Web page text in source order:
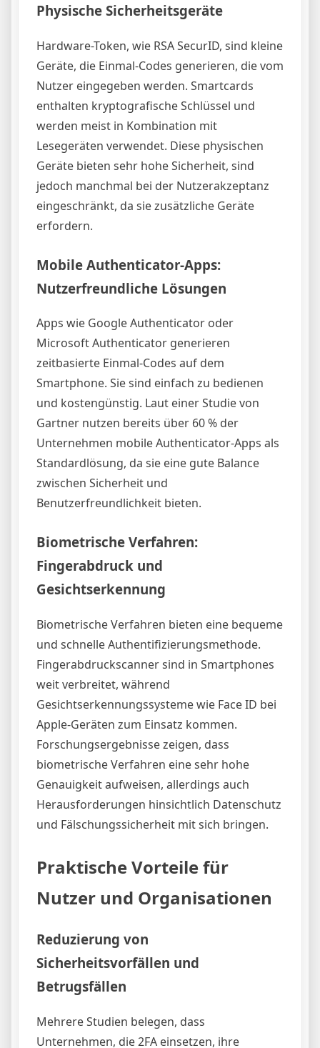
Physische Sicherheitsgeräte
Hardware-Token, wie RSA SecurID, sind kleine
Geräte, die Einmal-Codes generieren, die vom
Nutzer eingegeben werden. Smartcards
enthalten kryptografische Schlüssel und
werden meist in Kombination mit
Lesegeräten verwendet. Diese physischen
Geräte bieten sehr hohe Sicherheit, sind
jedoch manchmal bei der Nutzerakzeptanz
eingeschränkt, da sie zusätzliche Geräte
erfordern.
Mobile Authenticator-Apps:
Nutzerfreundliche Lösungen
Apps wie Google Authenticator oder
Microsoft Authenticator generieren
zeitbasierte Einmal-Codes auf dem
Smartphone. Sie sind einfach zu bedienen
und kostengünstig. Laut einer Studie von
Gartner nutzen bereits über 60 % der
Unternehmen mobile Authenticator-Apps als
Standardlösung, da sie eine gute Balance
zwischen Sicherheit und
Benutzerfreundlichkeit bieten.
Biometrische Verfahren:
Fingerabdruck und
Gesichtserkennung
Biometrische Verfahren bieten eine bequeme
und schnelle Authentifizierungsmethode.
Fingerabdruckscanner sind in Smartphones
weit verbreitet, während
Gesichtserkennungssysteme wie Face ID bei
Apple-Geräten zum Einsatz kommen.
Forschungsergebnisse zeigen, dass
biometrische Verfahren eine sehr hohe
Genauigkeit aufweisen, allerdings auch
Herausforderungen hinsichtlich Datenschutz
und Fälschungssicherheit mit sich bringen.
Praktische Vorteile für
Nutzer und Organisationen
Reduzierung von
Sicherheitsvorfällen und
Betrugsfällen
Mehrere Studien belegen, dass
Unternehmen, die 2FA einsetzen, ihre